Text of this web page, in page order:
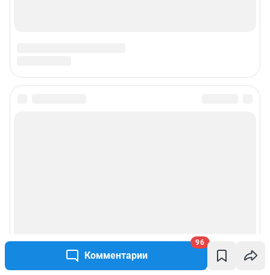
Комментарии
96